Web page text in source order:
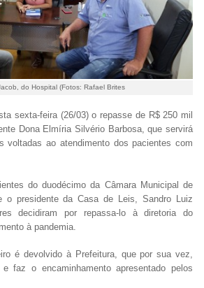
do Hospital (Fotos: Rafael Brites
sexta-feira (26/03) o repasse de R$ 250 mil
Dona Elmíria Silvério Barbosa, que servirá
voltadas ao atendimento dos pacientes com
do duodécimo da Câmara Municipal de
o presidente da Casa de Leis, Sandro Luiz
decidiram por repassa-lo à diretoria do
à pandemia.
é devolvido à Prefeitura, que por sua vez,
faz o encaminhamento apresentado pelos